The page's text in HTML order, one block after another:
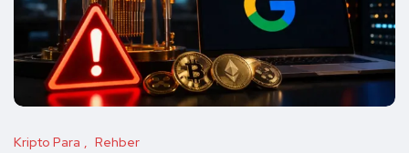
Kripto Para Rehber